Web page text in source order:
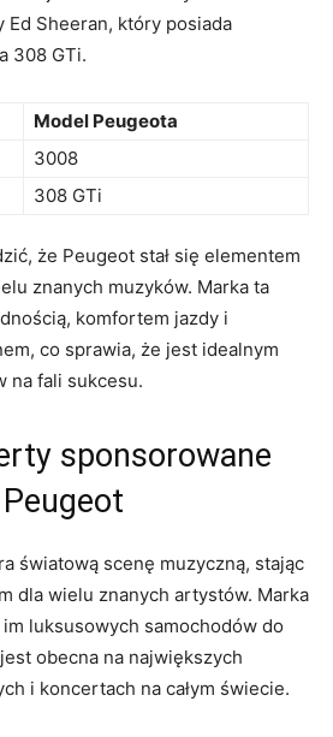
Ed Sheeran, który posiada
308 GTi.
Model Peugeota
3008
308 GTi
że Peugeot stał się elementem
znanych muzyków. Marka ta
komfortem jazdy i
co ​sprawia, że jest idealnym
na fali sukcesu.
sponsorowane
światową scenę muzyczną, stając
dla ⁢wielu znanych artystów. Marka
luksusowych samochodów do
⁤obecna ⁤na największych
i koncertach na ⁤całym świecie.